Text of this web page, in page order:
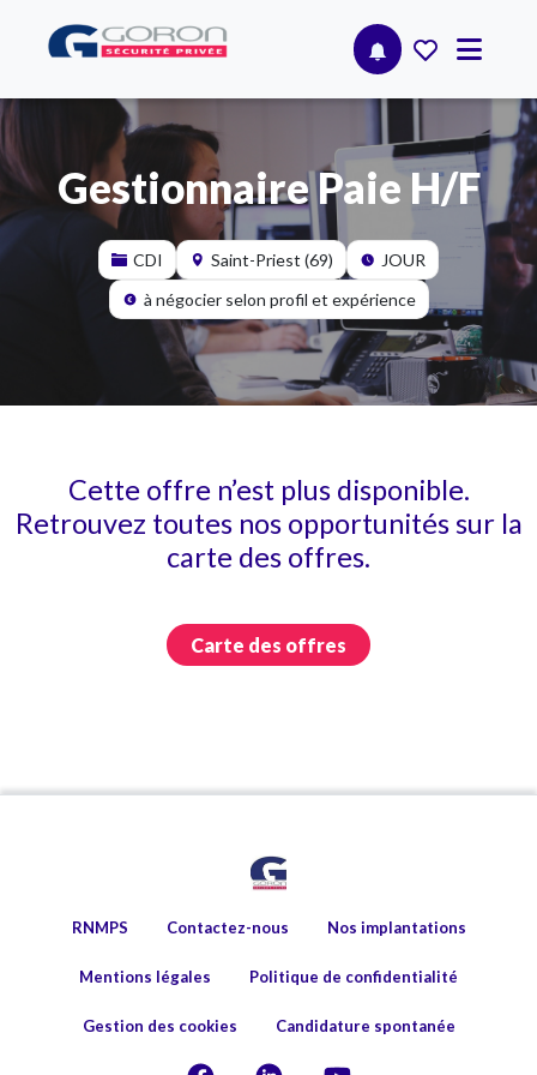
Gestionnaire Paie H/F
CDI Saint-Priest (69)
JOUR
à négocier selon profil et expérience
Cette offre n’est plus disponible.
Retrouvez toutes nos opportunités sur la
carte des offres.
Carte des offres
RNMPS Contactez-nous Nos implantations
Mentions légales Politique de confidentialité
Gestion des cookies Candidature spontanée